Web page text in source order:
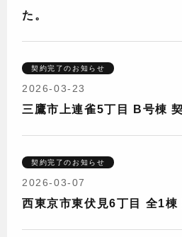
た。
契約完了のお知らせ
2026-03-23
三鷹市上連雀5丁目 B号棟
契約完了のお知らせ
2026-03-07
西東京市東伏見6丁目 全1棟